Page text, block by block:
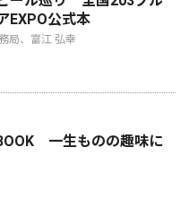
EXPO公式本
局、富江 弘幸
BOOK 一生ものの趣味に